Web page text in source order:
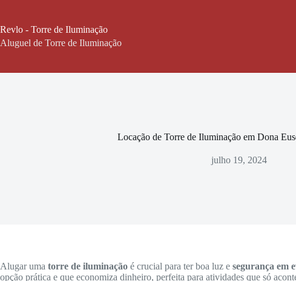
o
conteúdo
Revlo - Torre de Iluminação
Aluguel de Torre de Iluminação
Locação de Torre de Iluminação em Dona
julho 19, 2024
Alugar uma torre de iluminação é crucial para ter boa luz e segurança em
opção prática e que economiza dinheiro, perfeita para atividades que só